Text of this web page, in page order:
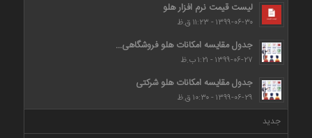
لیست قیمت نرم افزار هلو
۱۳۹۹-۰۶-۳۰ - ۱۱:۲۳ ق.ظ
جدول مقایسه امکانات هلو فروشگاهی...
۱۳۹۹-۰۶-۲۷ - ۱:۲۱ ب.ظ
جدول مقایسه امکانات هلو شرکتی
۱۳۹۹-۰۶-۲۹ - ۱۰:۳۰ ق.ظ
جدید